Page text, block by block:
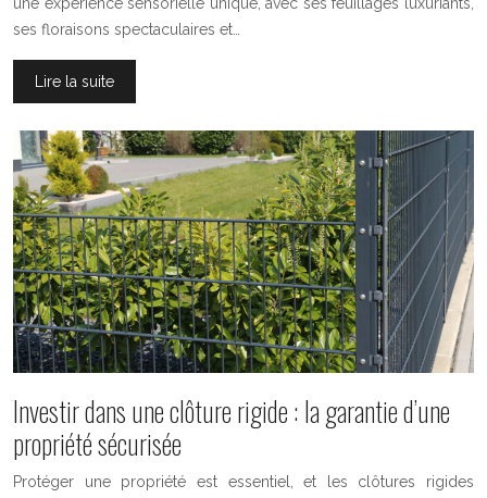
ses floraisons spectaculaires et…
Lire la suite
Investir dans une clôture rigide : la garantie d’une
propriété sécurisée
Protéger une propriété est essentiel, et les clôtures rigides